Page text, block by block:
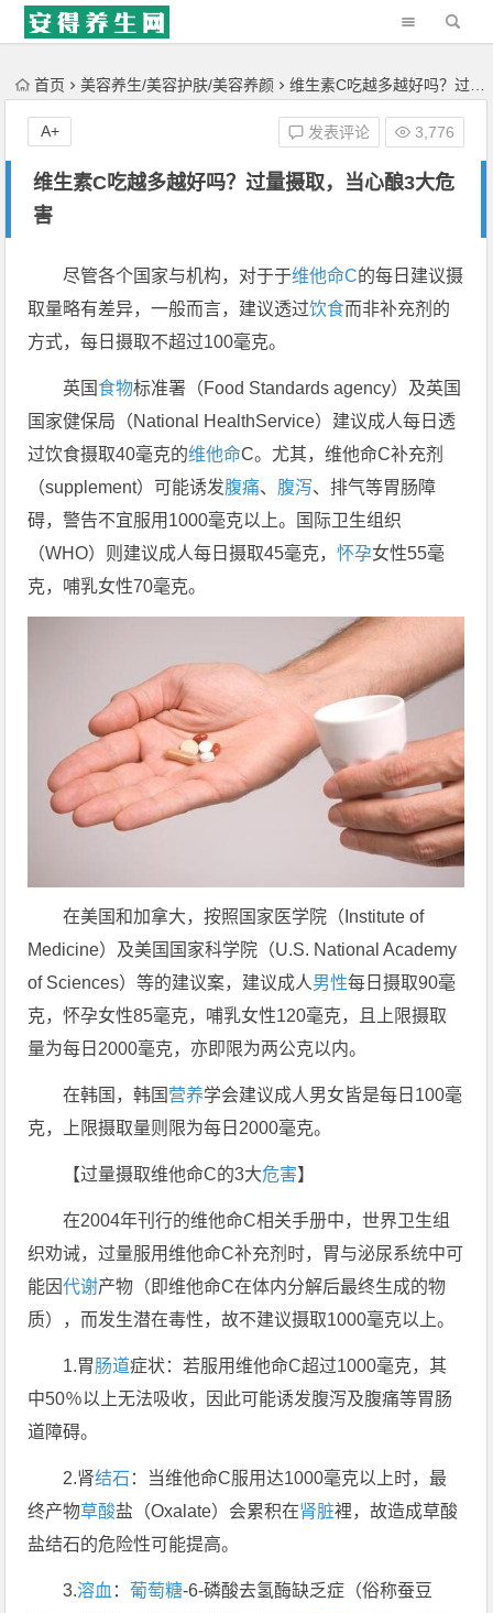
'); })();
首页 美容养生/美容护肤/美容养颜 维生素C吃越多越好吗？过量摄取，当心酿3大危害
维生素C吃越多越好吗？过量摄取，当心酿3大危
害
发表评论 3,776
A+
尽管各个国家与机构，对于于维他命C的每日建议摄
取量略有差异，一般而言，建议透过饮食而非补充剂的
方式，每日摄取不超过100毫克。
英国食物标准署（Food Standards agency）及英国
国家健保局（National HealthService）建议成人每日透
过饮食摄取40毫克的维他命C。尤其，维他命C补充剂
（supplement）可能诱发腹痛、 腹泻、排气等胃肠障
碍，警告不宜服用1000毫克以上。国际卫生组织
（WHO）则建议成人每日摄取45毫克，怀孕女性55毫
克，哺乳女性70毫克。
在美国和加拿大，按照国家医学院（Institute of
Medicine）及美国国家科学院（U.S. National Academy
of Sciences）等的建议案，建议成人男性每日摄取90毫
克，怀孕女性85毫克，哺乳女性120毫克，且上限摄取
量为每日2000毫克，亦即限为两公克以内。
在韩国，韩国 营养学会建议成人男女皆是每日100毫
克，上限摄取量则限为每日2000毫克。
【过量摄取维他命C的3大危害】
在2004年刊行的维他命C相关手册中，世界卫生组
织劝诫，过量服用维他命C补充剂时，胃与泌尿系统中可
能因代谢产物（即维他命C在体内分解后最终生成的物
质），而发生潜在毒性，故不建议摄取1000毫克以上。
1.胃肠道症状：若服用维他命C超过1000毫克，其
中50％以上无法吸收，因此可能诱发腹泻及腹痛等胃肠
道障碍。
2.肾结石 ：当维他命C服用达1000毫克以上时，最
终产物草酸盐（Oxalate）会累积在肾脏裡，故造成草酸
盐结石的危险性可能提高。
3.溶血 ：葡萄糖-6-磷酸去氢酶缺乏症（俗称蚕豆